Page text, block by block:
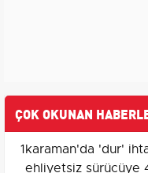
ÇOK OKUNAN
1karaman'da 'dur'
ehliyetsiz sürücüye